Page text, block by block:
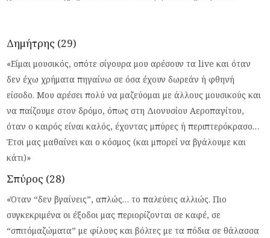
Δημήτρης (29)
«Είμαι μουσικός, οπότε σίγουρα μου αρέσουν τα live και όταν
δεν έχω χρήματα πηγαίνω σε όσα έχουν δωρεάν ή φθηνή
είσοδο. Μου αρέσει πολύ να μαζεύομαι με άλλους μουσικούς και
να παίζουμε στον δρόμο, όπως στη Διονυσίου Αεροπαγίτου,
όταν ο καιρός είναι καλός, έχοντας μπύρες ή περιπτερόκρασο…
Έτσι μας μαθαίνει και ο κόσμος (και μπορεί να βγάλουμε και
κάτι)»
Σπύρος (28)
«Όταν “δεν βγαίνεις”, απλώς… το παλεύεις αλλιώς. Πιο
συγκεκριμένα οι έξοδοι μας περιορίζονται σε καφέ, σε
“σπιτόμαζώματα” με φίλους και βόλτες με τα πόδια σε θάλασσα